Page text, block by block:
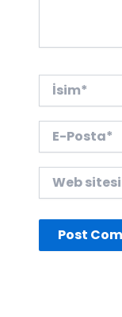
İsim*
Posta*
sitesi